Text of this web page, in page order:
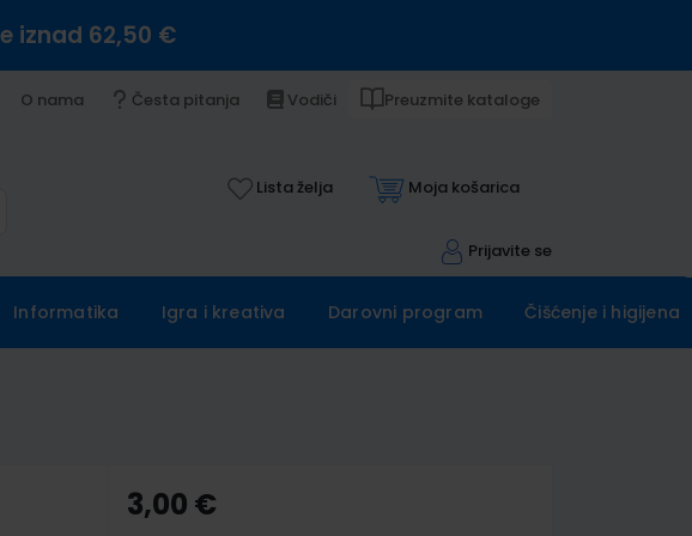
iznad 62,50 €
O nama Česta pitanja Vodiči Preuzmite kataloge
Lista želja Moja košarica
Prijavite se
Informatika Igra i kreativa Darovni program Čišćenje i higijena
3,00 €